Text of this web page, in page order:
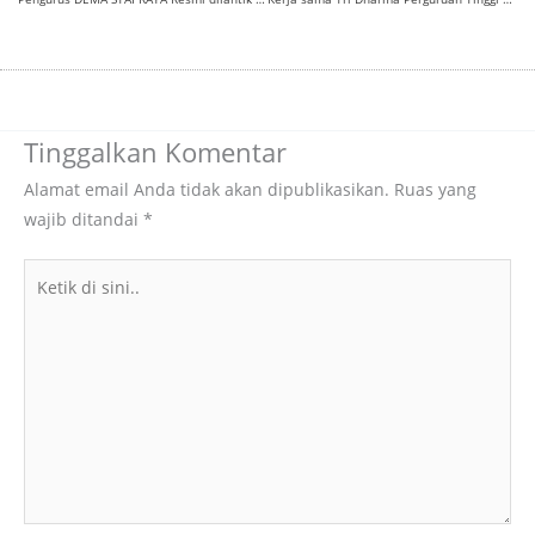
Tinggalkan Komentar
Alamat email Anda tidak akan dipublikasikan. Ruas yang
wajib ditandai *